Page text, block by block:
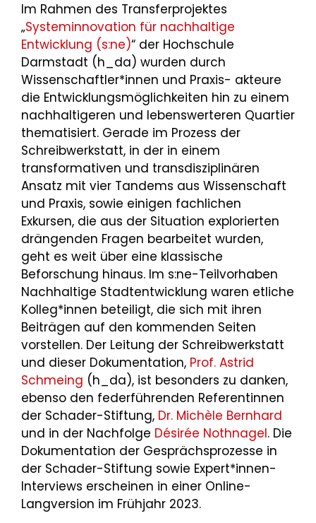
Im Rahmen des Transferprojektes
„Systeminnovation für nachhaltige
Entwicklung (s:ne)“ der Hochschule
Darmstadt (h_da) wurden durch
Wissenschaftler*innen und Praxis- akteure
die Entwicklungsmöglichkeiten hin zu einem
nachhaltigeren und lebenswerteren Quartier
thematisiert. Gerade im Prozess der
Schreibwerkstatt, in der in einem
transformativen und transdisziplinären
Ansatz mit vier Tandems aus Wissenschaft
und Praxis, sowie einigen fachlichen
Exkursen, die aus der Situation explorierten
drängenden Fragen bearbeitet wurden,
geht es weit über eine klassische
Beforschung hinaus. Im s:ne-Teilvorhaben
Nachhaltige Stadtentwicklung waren etliche
Kolleg*innen beteiligt, die sich mit ihren
Beiträgen auf den kommenden Seiten
vorstellen. Der Leitung der Schreibwerkstatt
und dieser Dokumentation, Prof. Astrid
Schmeing (h_da), ist besonders zu danken,
ebenso den federführenden Referentinnen
der Schader-Stiftung, Dr. Michèle Bernhard
und in der Nachfolge Désirée Nothnagel. Die
Dokumentation der Gesprächsprozesse in
der Schader-Stiftung sowie Expert*innen-
Interviews erscheinen in einer Online-
Langversion im Frühjahr 2023.